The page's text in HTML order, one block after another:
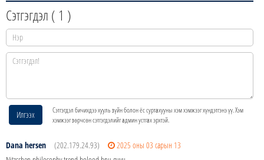
Сэтгэгдэл ( 1 )
Илгээх
Сэтгэгдэл бичихдээ хууль зүйн болон ёс суртахууны хэм хэмжээг хүндэтгэнэ үү. Хэм
хэмжээг зөрчсөн сэтгэгдэлийг админ устгах эрхтэй.
Dana hersen (202.179.24.93)
2025 оны 03 сарын 13